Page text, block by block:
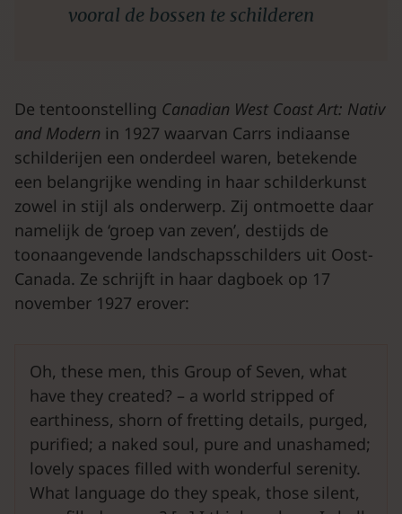
vooral de bossen te schilderen
De tentoonstelling Canadian West CoastArt: Nativ
and Modern in 1927 waarvan Carrs indiaanse
schilderijen een onderdeel waren, betekende
een belangrijke wending in haar schilderkunst
zowel in stijl als onderwerp. Zij ontmoette daar
namelijk de ‘groep van zeven’, destijds de
toonaangevende landschapsschilders uit Oost-
Canada. Ze schrijft in haar dagboek op 17
november 1927 erover:
Oh, these men, this Group of Seven, what
have they created? – a world stripped of
earthiness, shorn of fretting details, purged,
purified; a naked soul, pure and unashamed;
lovely spaces filled with wonderful serenity.
What language do they speak, those silent,